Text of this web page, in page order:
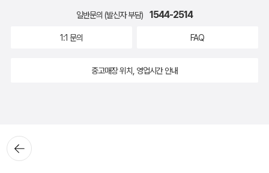
뒤로가
기
일반문의 (발신자 부담) 1544-2514
1:1 문의 FAQ
중고매장 위치, 영업시간 안내